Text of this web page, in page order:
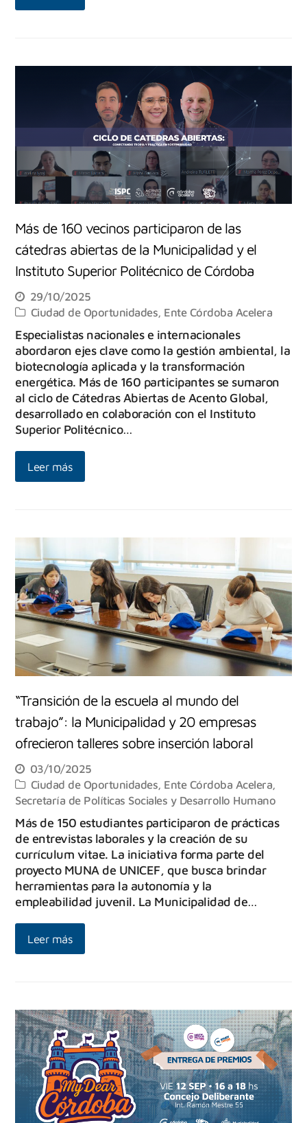
Más de 160 vecinos participaron de las
cátedras abiertas de la Municipalidad y el
Instituto Superior Politécnico de Córdoba
29/10/2025
Ciudad de Oportunidades, Ente Córdoba Acelera
Especialistas nacionales e internacionales
abordaron ejes clave como la gestión ambiental, la
biotecnología aplicada y la transformación
energética. Más de 160 participantes se sumaron
al ciclo de Cátedras Abiertas de Acento Global,
desarrollado en colaboración con el Instituto
Superior Politécnico…
Leer más
“Transición de la escuela al mundo del
trabajo”: la Municipalidad y 20 empresas
ofrecieron talleres sobre inserción laboral
03/10/2025
Ciudad de Oportunidades, Ente Córdoba Acelera,
Secretaría de Políticas Sociales y Desarrollo Humano
Más de 150 estudiantes participaron de prácticas
de entrevistas laborales y la creación de su
currículum vitae. La iniciativa forma parte del
proyecto MUNA de UNICEF, que busca brindar
herramientas para la autonomía y la
empleabilidad juvenil. La Municipalidad de…
Leer más